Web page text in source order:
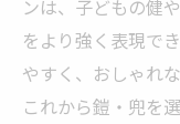
ンは、子どもの健
をより強く表現で
やすく、おしゃれ
これから鎧・兜を